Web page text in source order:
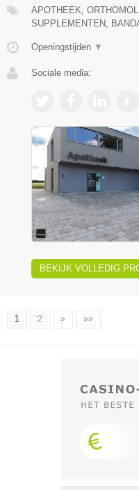
APOTHEEK,
SUPPLEMENTEN,
Openingstijden ▼
Sociale media:
BEKIJK VOLLEDIG
1 2 » »»